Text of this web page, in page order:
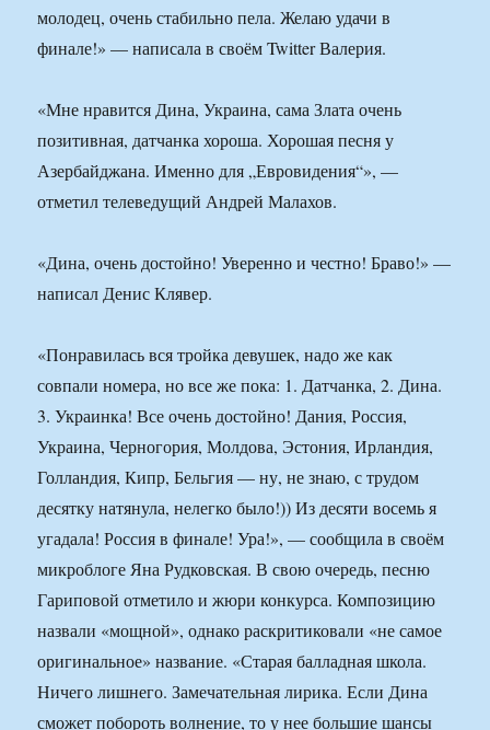
молодец, очень стабильно пела. Желаю удачи в
финале!» — написала в своём Twitter Валерия.
«Мне нравится Дина, Украина, сама Злата очень
позитивная, датчанка хороша. Хорошая песня у
Азербайджана. Именно для „Евровидения“», —
отметил телеведущий Андрей Малахов.
«Дина, очень достойно! Уверенно и честно! Браво!» —
написал Денис Клявер.
«Понравилась вся тройка девушек, надо же как
совпали номера, но все же пока: 1. Датчанка, 2. Дина.
3. Украинка! Все очень достойно! Дания, Россия,
Украина, Черногория, Молдова, Эстония, Ирландия,
Голландия, Кипр, Бельгия — ну, не знаю, с трудом
десятку натянула, нелегко было!)) Из десяти восемь я
угадала! Россия в финале! Ура!», — сообщила в своём
микроблоге Яна Рудковская. В свою очередь, песню
Гариповой отметило и жюри конкурса. Композицию
назвали «мощной», однако раскритиковали «не самое
оригинальное» название. «Старая балладная школа.
Ничего лишнего. Замечательная лирика. Если Дина
сможет побороть волнение, то у нее большие шансы